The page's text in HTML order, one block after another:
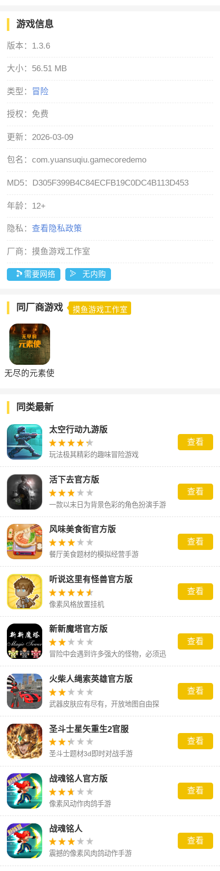
游戏信息
版本： 1.3.6
大小： 56.51 MB
类型： 冒险
授权： 免费
更新： 2026-03-09
包名：com.yuansuqiu.gamecoredemo
MD5： D305F399B4C84ECFB19C0DC4B113D453
年龄： 12+
隐私： 查看隐私政策
厂商：摸鱼游戏工作室
需要网络 无内购
同厂商游戏 摸鱼游戏工作室
无尽的元素使
同类最新
太空行动九游版
玩法极其精彩的趣味冒险游戏
查看
活下去官方版
一款以末日为背景色彩的角色扮演手游
查看
风味美食街官方版
餐厅美食题材的模拟经营手游
查看
听说这里有怪兽官方版
像素风格放置挂机
查看
新新魔塔官方版
冒险中会遇到许多强大的怪物，必须迅
速击败它们
查看
火柴人绳索英雄官方版
武器皮肤应有尽有，开放地图自由探
索。
查看
圣斗士星矢重生2官服
圣斗士题材3d即时对战手游
查看
战魂铭人官方版
像素风动作肉鸽手游
查看
战魂铭人
震撼的像素风肉鸽动作手游
查看